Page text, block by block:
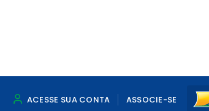
ACESSE SUA CONTA ASSOCIE-SE